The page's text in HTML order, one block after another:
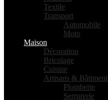
Textile
Transport
Automobile
Moto
Maison
Décoration
Bricolage
Cuisine
Artisans & Bâtiment
Plomberie
Serrurerie